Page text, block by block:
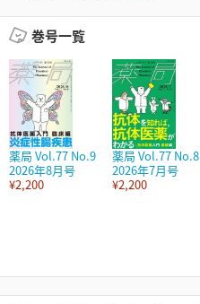
巻号一覧
薬局 Vol.77 No.9
2026年8月号
¥2,200
薬局 Vol.77 No.8
2026年7月号
¥2,200